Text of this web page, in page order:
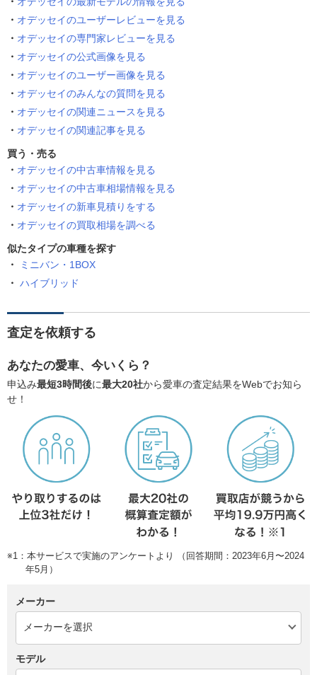
オデッセイのユーザーレビューを見る
オデッセイの専門家レビューを見る
オデッセイの公式画像を見る
オデッセイのユーザー画像を見る
オデッセイのみんなの質問を見る
オデッセイの関連ニュースを見る
オデッセイの関連記事を見る
買う・売る
オデッセイの中古車情報を見る
オデッセイの中古車相場情報を見る
オデッセイの新車見積りをする
オデッセイの買取相場を調べる
似たタイプの車種を探す
ミニバン・1BOX
ハイブリッド
査定を依頼する
あなたの愛車、今いくら？
申込み最短3時間後に最大20社から愛車の査定結果をWebでお知ら
せ！
※1：本サービスで実施のアンケートより （回答期間：2023年6月〜2024
年5月）
メーカー
モデル